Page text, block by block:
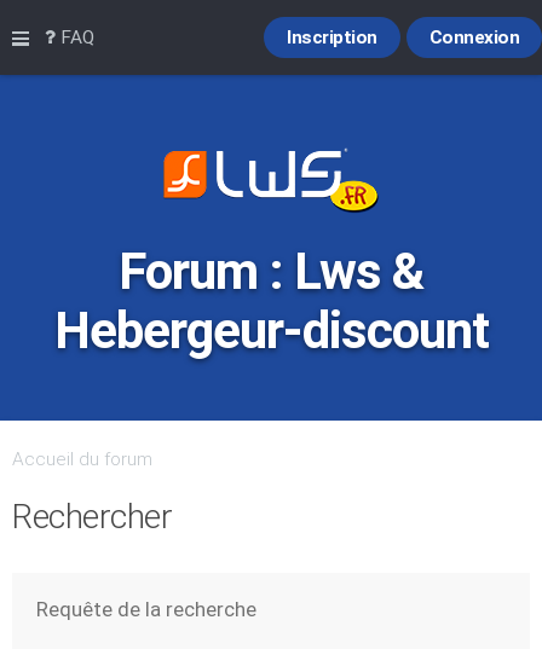
Raccourcis
FAQ Connexion
Inscription
Forum : Lws &
Hebergeur-discount
Accueil du forum
Rechercher
Requête de la recherche